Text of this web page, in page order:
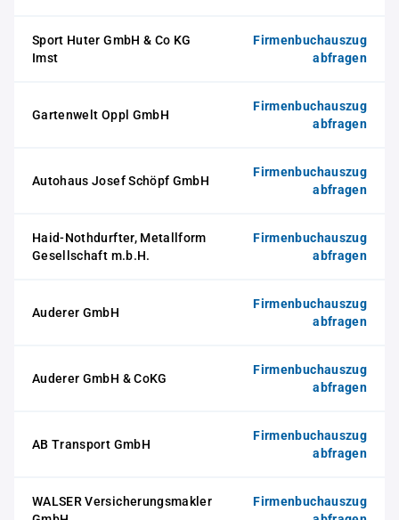
Sport Huter GmbH & Co KG
Imst
Firmenbuchauszug
abfragen
Gartenwelt Oppl GmbH
Firmenbuchauszug
abfragen
Autohaus Josef Schöpf GmbH
Firmenbuchauszug
abfragen
Haid-Nothdurfter, Metallform
Gesellschaft m.b.H.
Firmenbuchauszug
abfragen
Auderer GmbH
Firmenbuchauszug
abfragen
Auderer GmbH & CoKG
Firmenbuchauszug
abfragen
AB Transport GmbH
Firmenbuchauszug
abfragen
WALSER Versicherungsmakler
Firmenbuchauszug